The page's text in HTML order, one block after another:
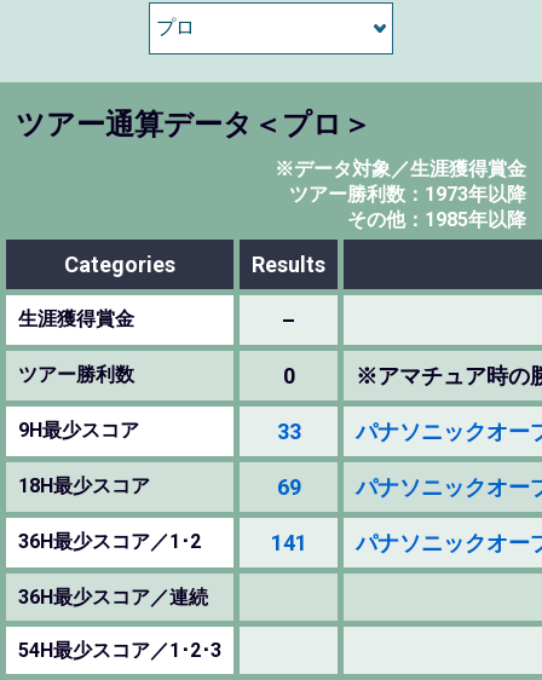
ツアー通算データ＜プロ＞
※データ対象／生涯獲得賞金
ツアー勝利数：1973年以降
その他：1985年以降
Categories Results
生涯獲得賞金 –
ツアー勝利数 0 ※アマチュア時の
9H最少スコア 33 パナソニックオー
18H最少スコア 69 パナソニックオー
36H最少スコア／1･2 141 パナソニックオー
36H最少スコア／連続
54H最少スコア／1･2･3